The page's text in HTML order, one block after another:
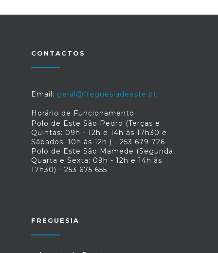
CONTACTOS
Email: geral@freguesiadeeste.pt
Horário de Funcionamento:
Polo de Este São Pedro (Terças e
Quintas: 09h - 12h e 14h às 17h30 e
Sábados: 10h às 12h ) - 253 679 726
Polo de Este São Mamede (Segunda,
Quarta e Sexta: 09h - 12h e 14h às
17h30) - 253 675 655
FREGUESIA